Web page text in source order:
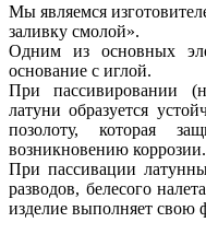
Мы являемся
заливку смолой».
Одним из основных
основание с иглой.
При пассивировании
латуни образуется
позолоту, которая
возникновению коррозии.
При пассивации
разводов, белесого
изделие выполняет